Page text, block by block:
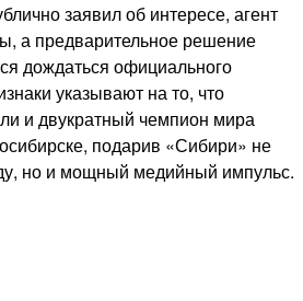
заявил об интересе, агент
а предварительное решение
дождаться официального
указывают на то, что
и двукратный чемпион мира
подарив «Сибири» не
но и мощный медийный импульс.